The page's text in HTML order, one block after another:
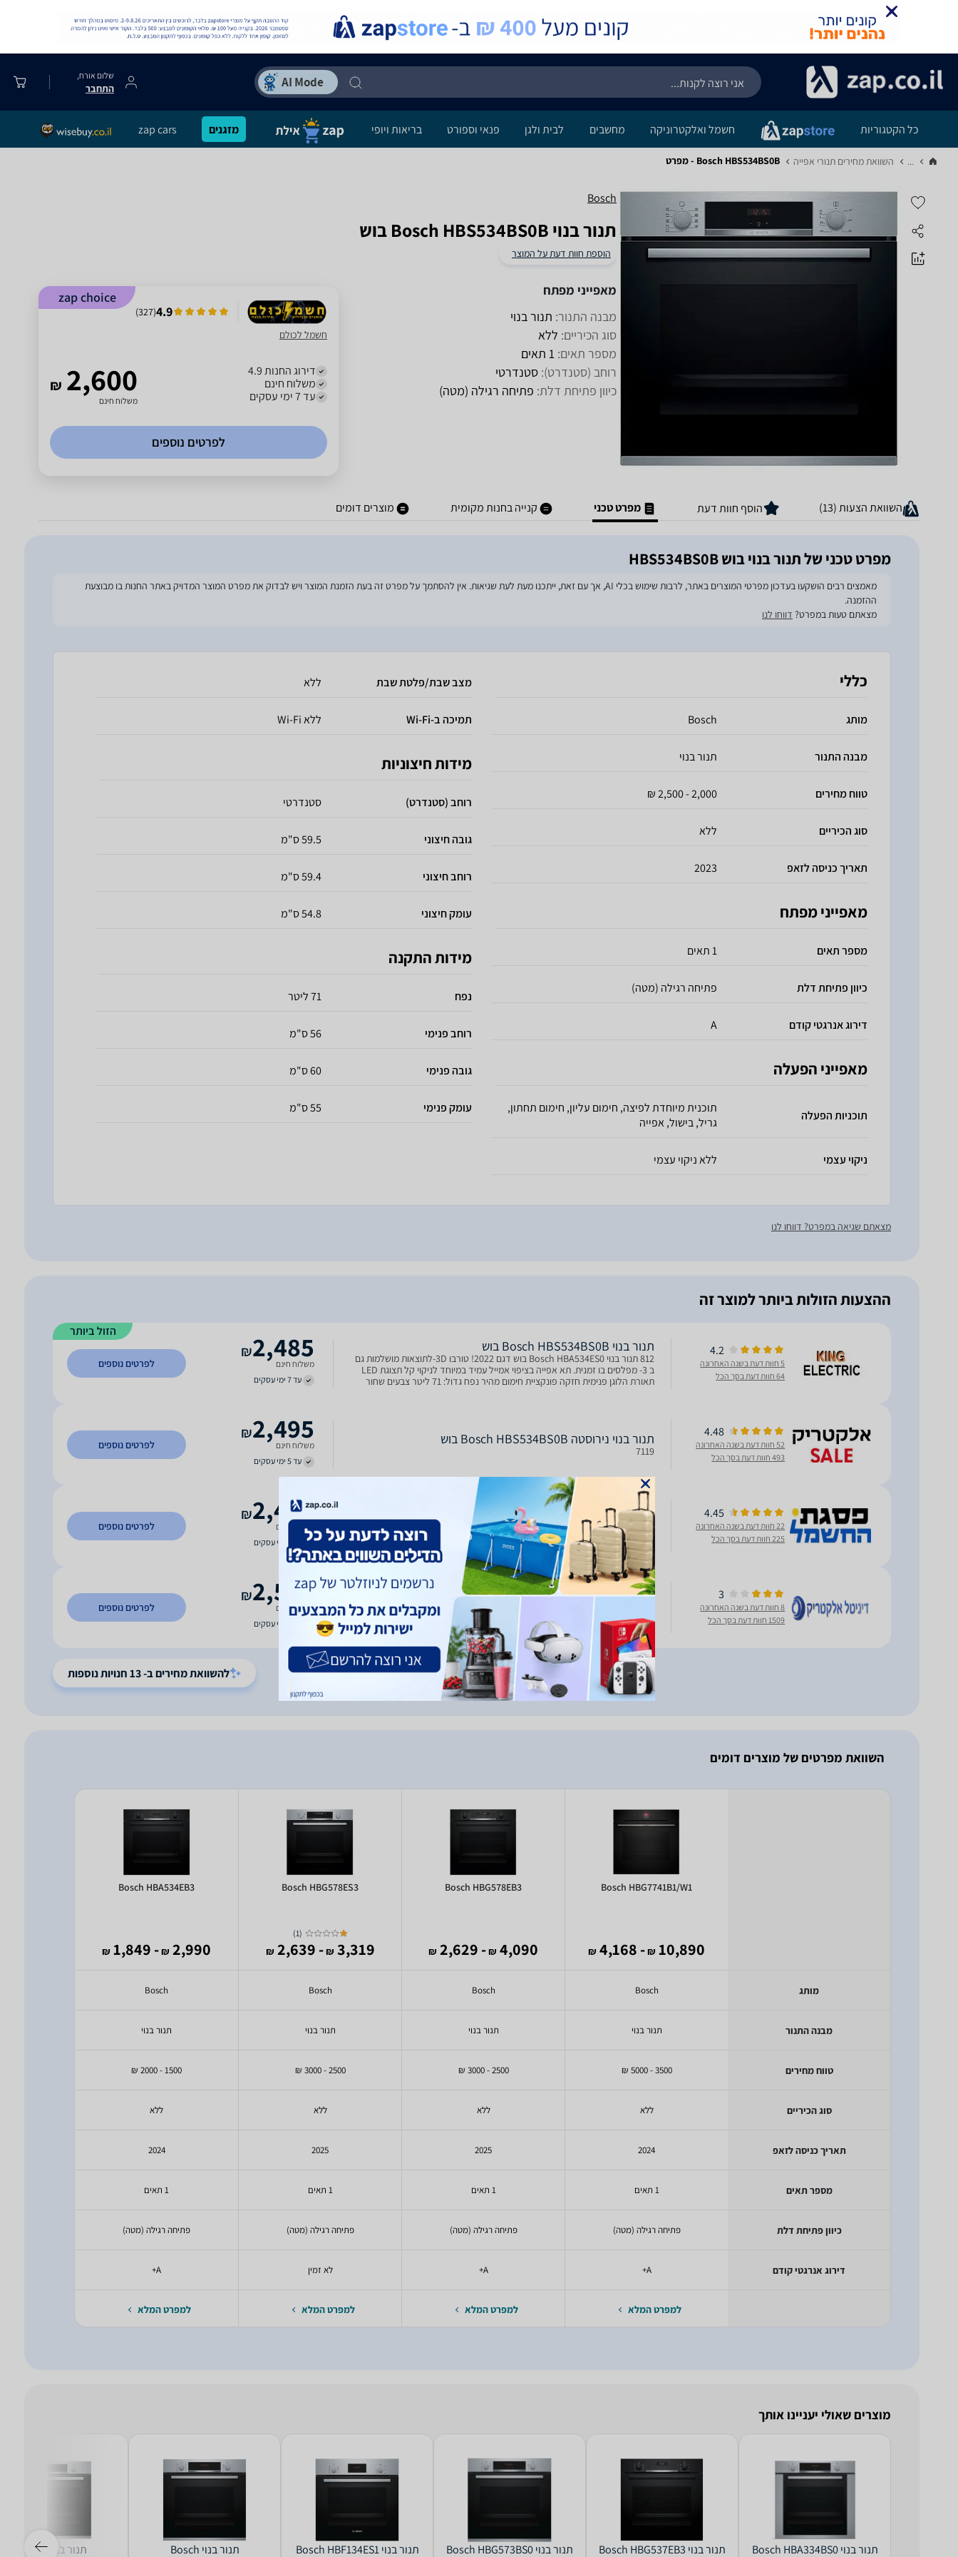
שלום אורח,
התחבר
כל הקטגוריות חשמל ואלקטרוניקה מחשבים לבית ולגן פנאי וספורט בריאות ויופי מזגנים zap cars
... השוואת מחירים תנורי אפייה‏ Bosch HBS534BS0B - מפרט
Bosch
‏תנור בנוי Bosch HBS534BS0B בוש
הוספת חוות דעת על המוצר
מאפייני מפתח
מבנה התנור: תנור בנוי
סוג הכיריים: ללא
מספר תאים: 1 תאים
רוחב (סטנדרט): סטנדרטי
כיוון פתיחת דלת: פתיחה רגילה (מטה)
zap choice
4.9
(
327
)
חשמל לכולם
דירוג החנות 4.9
משלוח חינם
עד 7 ימי עסקים
₪ 2,600
משלוח חינם
לפרטים נוספים
השוואת הצעות (13) הוסף חוות דעת מפרט טכני קנייה בחנות מקומית מוצרים דומים
מפרט טכני של ‏תנור בנוי בוש HBS534BS0B
מאמצים רבים הושקעו בעדכון מפרטי המוצרים באתר, לרבות שימוש בכלי AI, אך עם זאת, ייתכנו מעת לעת שגיאות. אין להסתמך על מפרט זה בעת הזמנת המוצר ויש לבדוק את מפרט המוצר המדויק באתר החנות בו מבוצעת
ההזמנה.
מצאתם טעות במפרט? דווחו לנו
כללי
מותג Bosch
מבנה התנור תנור בנוי
טווח מחירים 2,000 - 2,500 ₪
סוג הכיריים ללא
תאריך כניסה לזאפ 2023
מאפייני מפתח
מספר תאים 1 תאים
כיוון פתיחת דלת פתיחה רגילה (מטה)
דירוג אנרגטי קודם A
מאפייני הפעלה
תוכניות הפעלה
תוכנית מיוחדת לפיצה, חימום עליון, חימום תחתון,
גריל, בישול, אפייה
ניקוי עצמי ללא ניקוי עצמי
מצב שבת/פלטת שבת ללא
תמיכה ב-Wi-Fi ללא Wi-Fi
מידות חיצוניות
רוחב (סטנדרט) סטנדרטי
גובה חיצוני 59.5 ס"מ
רוחב חיצוני 59.4 ס"מ
עומק חיצוני 54.8 ס"מ
מידות התקנה
נפח 71 ליטר
רוחב פנימי 56 ס"מ
גובה פנימי 60 ס"מ
עומק פנימי 55 ס"מ
מצאתם שגיאה במפרט? דווחו לנו
ההצעות הזולות ביותר למוצר זה
הזול ביותר
4.2
5 חוות דעת בשנה האחרונה
64 חוות דעת בסך הכל
‏תנור בנוי Bosch HBS534BS0B‎ ‏בוש
812 תנור בנוי Bosch HBA534ES0 בוש דגם 2022! טורבו 3D-לתוצאות מושלמות גם
ב 3- מפלסים בו זמנית. תא אפייה בציפוי אמייל עמיד במיוחד לניקוי קל תצוגת LED
תאורת הלוגן פנימית חזקה פונקציית חימום מהיר נפח גדול: 71 ליטר צבעים שחור
2,485
₪
משלוח חינם
עד 7 ימי עסקים
לפרטים נוספים
4.48
52 חוות דעת בשנה האחרונה
493 חוות דעת בסך הכל
תנור בנוי נירוסטה Bosch HBS534BS0B בוש
7119
2,495
₪
משלוח חינם
עד 5 ימי עסקים
לפרטים נוספים
4.45
22 חוות דעת בשנה האחרונה
225 חוות דעת בסך הכל
תנור בנוי נירוסטה Bosch HBS534BS0B בוש
5773 דגם חדש 2023 נפח פנימי ענק 71 ליטר קל מאוד לניקוי אפייה אחידה
2,499
₪
משלוח חינם
לפרטים נוספים
3
8 חוות דעת בשנה האחרונה
1509 חוות דעת בסך הכל
‏תנור בנוי Bosch HBS534BS0B בוש
אחורית בגב בתא שסופחת ומפרקת שומנים טורבו 3D-לתוצאות מושלמות גם ב3-
מפלסים בו זמנית. תא אפייה בציפוי אמייל עמיד במיוחד לניקוי קל דלת פנימית
מזכוכית מלאה בקרת התחממות נעילה בטיחותית
2,500
₪
משלוח חינם
לפרטים נוספים
להשוואת מחירים ב- 13 חנויות נוספות
השוואת מפרטים של מוצרים דומים
מותג
מבנה התנור
טווח מחירים
סוג הכיריים
תאריך כניסה לזאפ
מספר תאים
כיוון פתיחת דלת
דירוג אנרגטי קודם
Bosch HBG7741B1/W1
10,890
₪
- 4,168
₪
Bosch
תנור בנוי
3500 - 5000 ₪
ללא
2024
1 תאים
פתיחה רגילה (מטה)
A+
למפרט המלא
Bosch HBG578EB3
4,090
₪
- 2,629
₪
Bosch
תנור בנוי
2500 - 3000 ₪
ללא
2025
1 תאים
פתיחה רגילה (מטה)
A+
למפרט המלא
Bosch HBG578ES3
(
1
)
3,319
₪
- 2,639
₪
Bosch
תנור בנוי
2500 - 3000 ₪
ללא
2025
1 תאים
פתיחה רגילה (מטה)
לא זמין
למפרט המלא
Bosch HBA534EB3
2,990
₪
- 1,849
₪
Bosch
תנור בנוי
1500 - 2000 ₪
ללא
2024
1 תאים
פתיחה רגילה (מטה)
A+
למפרט המלא
מוצרים שאולי יעניינו אותך
‏תנור בנוי Bosch HBA334BS0 ‏תנור בנוי Bosch HBG537EB3 ‏תנור בנוי Bosch HBG573BS0 ‏תנור בנוי Bosch HBF134ES1
‏תנור בנוי Bosch
‏תנור בנוי Bosch